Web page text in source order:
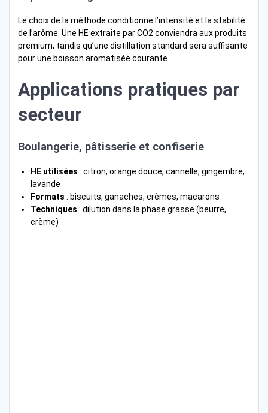
Le choix de la méthode conditionne l’intensité et la stabilité
de l’arôme. Une HE extraite par CO2 conviendra aux produits
premium, tandis qu’une distillation standard sera suffisante
pour une boisson aromatisée courante.
Applications pratiques par
secteur
Boulangerie, pâtisserie et confiserie
HE utilisées : citron, orange douce, cannelle, gingembre,
lavande
Formats : biscuits, ganaches, crèmes, macarons
Techniques : dilution dans la phase grasse (beurre,
crème)